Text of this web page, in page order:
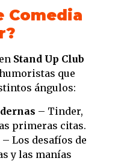
Comedia
Stand Up Club
que
ángulos:
– Tinder,
primeras citas.
– Los desafíos de
y las manías